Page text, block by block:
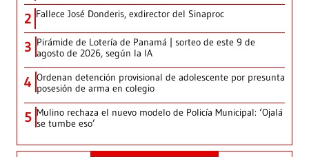
2 Fallece José Donderis, exdirector del Sinaproc
3 Pirámide de Lotería de Panamá | sorteo de este 9 de
agosto de 2026, según la IA
4 Ordenan detención provisional de adolescente por presunta
posesión de arma en colegio
5 Mulino rechaza el nuevo modelo de Policía Municipal: ‘Ojalá
se tumbe eso’